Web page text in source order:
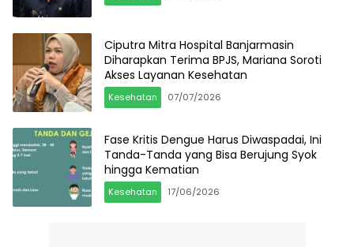
Ciputra Mitra Hospital Banjarmasin
Diharapkan Terima BPJS, Mariana Soroti
Akses Layanan Kesehatan
Kesehatan 07/07/2026
Fase Kritis Dengue Harus Diwaspadai, Ini
Tanda-Tanda yang Bisa Berujung Syok
hingga Kematian
Kesehatan 17/06/2026